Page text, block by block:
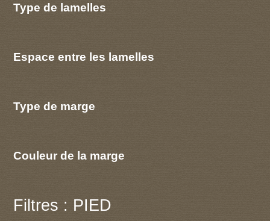
Type de lamelles
Espace entre les lamelles
Type de marge
Couleur de la marge
Filtres : PIED